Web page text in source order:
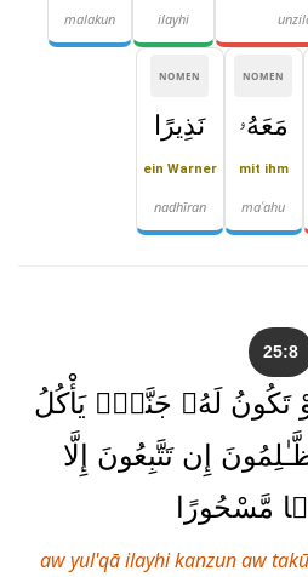
ilayhi
malakun
NOMEN
مَعَهُۥ
mit ihm
maʿahu
NOMEN
نَذِيرًا
ein Warner
nadhīran
25:8
أَوْ تَكُونُ لَهُۥ جَنَّةٌۭ يَأْكُلُ
إِن تَتَّبِعُونَ إِلَّا
مَّسْحُورًا
aw yul'qā ilayhi kanzun aw